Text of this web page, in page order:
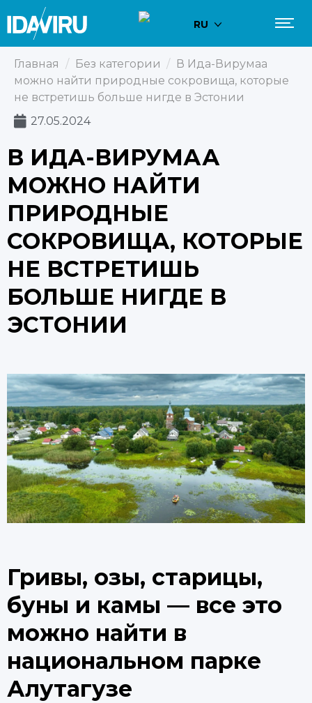
RU
Главная / Без категории / В Ида-Вирумаа
можно найти природные сокровища, которые
не встретишь больше нигде в Эстонии
27.05.2024
В ИДА-ВИРУМАА
МОЖНО НАЙТИ
ПРИРОДНЫЕ
СОКРОВИЩА, КОТОРЫЕ
НЕ ВСТРЕТИШЬ
БОЛЬШЕ НИГДЕ В
ЭСТОНИИ
Гривы, озы, старицы,
буны и камы — все это
можно найти в
национальном парке
Алутагузе